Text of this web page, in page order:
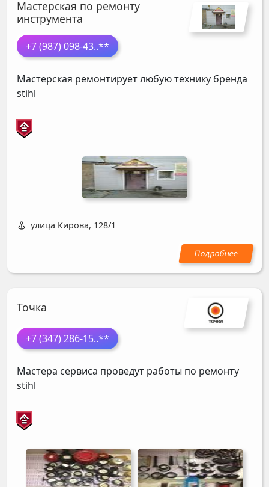
Мастерская по ремонту
инструмента
+7 (987) 098-43..**
Мастерская ремонтирует любую технику бренда
stihl
улица Кирова, 128/1
Точка
+7 (347) 286-15..**
Мастера сервиса проведут работы по ремонту
stihl